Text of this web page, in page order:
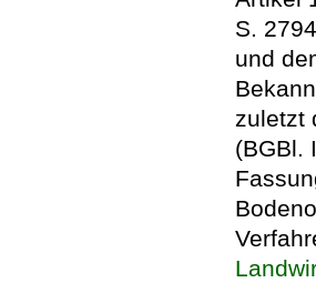
S.
und
zuletzt
(BGBl.